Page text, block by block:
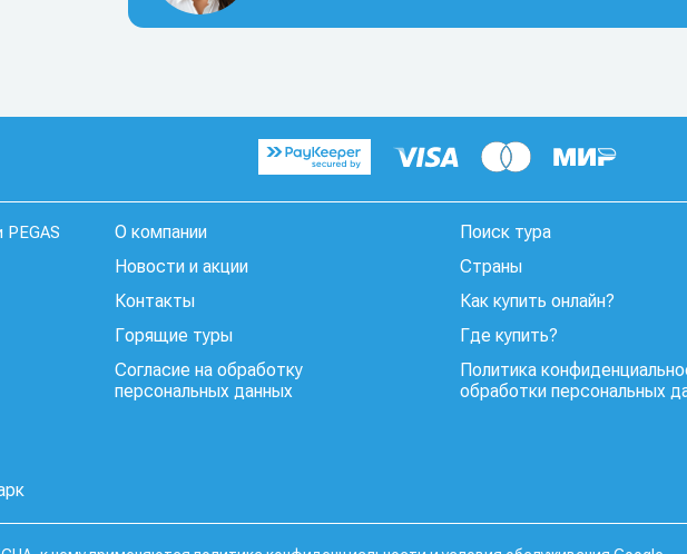
PEGAS
О компании
Новости и акции
Контакты
Горящие туры
Согласие на обработку
персональных данных
Поиск тура
Страны
Как купить онлайн?
Где купить?
Политика
обработки персональных